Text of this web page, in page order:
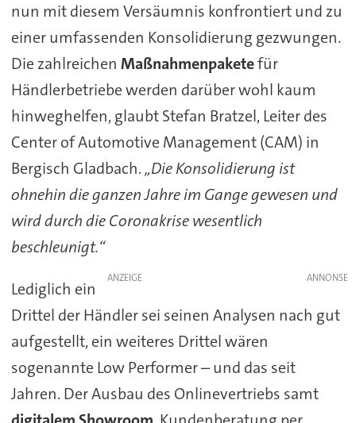
nun mit diesem Versäumnis konfrontiert und zu
einer umfassenden Konsolidierung gezwungen.
Die zahlreichen Maßnahmenpaketefür
Händlerbetriebe werden darüber wohl kaum
hinweghelfen, glaubt Stefan Bratzel, Leiter des
Center of Automotive Management (CAM) in
Bergisch Gladbach.„Die Konsolidierung ist
ohnehin die ganzen Jahre im Gange gewesen und
wird durch die Coronakrise wesentlich
beschleunigt.“
ANZEIGE
Lediglich ein
Drittel der Händler sei seinen Analysen nach gut
aufgestellt, ein weiteres Drittel wären
sogenannte Low Performer – und das seit
Jahren. Der Ausbau des Onlinevertriebs samt